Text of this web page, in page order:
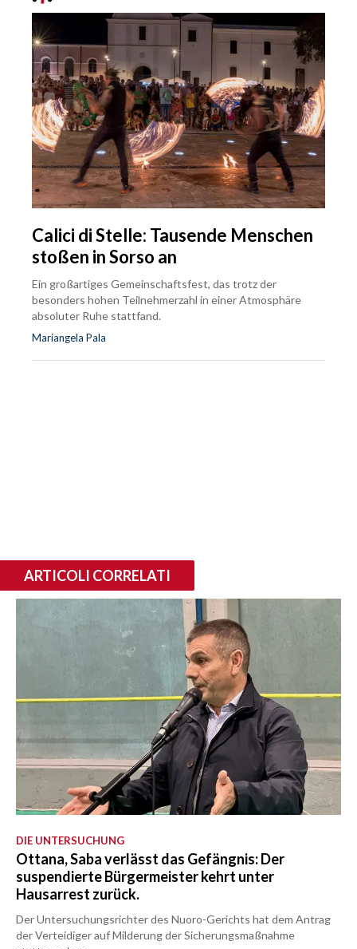
Calici di Stelle: Tausende Menschen
stoßen in Sorso an
Ein großartiges Gemeinschaftsfest, das trotz der
besonders hohen Teilnehmerzahl in einer Atmosphäre
absoluter Ruhe stattfand.
Mariangela Pala
ARTICOLI CORRELATI
DIE UNTERSUCHUNG
Ottana, Saba verlässt das Gefängnis: Der
suspendierte Bürgermeister kehrt unter
Hausarrest zurück.
Der Untersuchungsrichter des Nuoro-Gerichts hat dem Antrag
der Verteidiger auf Milderung der Sicherungsmaßnahme